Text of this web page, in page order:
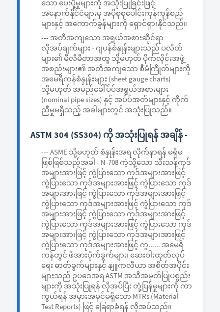
သော ပေးပို့မှုများကို အသုံးပြုခြင်းဖြင့်
အနောက်နိုင်ငံများမှ အပိုစုစုပေါင်းကုန်ကုန်စည်
များနှင့် အကောက်ခွန်များကို ရှောင်ရှားနိုင်သည်။
--- အတိအကျသော အရွယ်အစားဆိုင်ရာ
လိုအပ်ချက်များ - ဂျပန်စံနှုန်းများသည် ပလိတ်
များ၏ မီလီမီတာအထူ သို့မဟုတ် ပိုက်လိုင်းအဖွဲ့
အစည်းများ၏ အတိအကျသော စီမံကြိုတ်များကို
အမေရိကန်စံနှုန်းများ (sheet gauge charts)
သို့မဟုတ် အမည်ခေါ်ပ်ပ်အရွယ်အစားများ
(nominal pipe sizes) နှင့် အပ်ပ်အတ်များနှင့် ကိုက်
ညီမှုမရှိသည့် အခါများတွင် အသုံးပြုသည်။
ASTM 304 (SS304) ကို အသုံးပြုရန် အချိန် -
--- ASME သို့မဟုတ် စံနှုန်းအရ လိုက်နာရန် မရှိမ
ဖြစ်ဖြစ်သည့်အခါ - N-708 ကဲ့သို့သော သီးသန့်ကုဒ်
အများအားဖြင့် ကွဲပြားသော ကုဒ်အများအားဖြင့်
ကွဲပြားသော ကုဒ်အများအားဖြင့် ကွဲပြားသော ကုဒ်
အများအားဖြင့် ကွဲပြားသော ကုဒ်အများအားဖြင့်
ကွဲပြားသော ကုဒ်အများအားဖြင့် ကွဲပြားသော ကုဒ်
အများအားဖြင့် ကွဲပြားသော ကုဒ်အများအားဖြင့်
ကွဲပြားသော ကုဒ်အများအားဖြင့် ကွဲပြားသော ကုဒ်
အများအားဖြင့် ကွဲပြားသော ကုဒ်အများအားဖြင့်
ကွဲပြားသော ကုဒ်အများအားဖြင့် ကွ...... အမေရိ
ကန်တွင် ဖိအားပိုက်ခွက်များ၊ ဆေးဝါးထုတ်လုပ်
ရေး ဓာတ်ခွက်များနှင့် နျူကလီယာ အစိတ်အပိုင်း
များသည် ဥပဒေအရ ASTM အသိအမှတ်ပြုပစ္စည်း
များကို အသုံးပြုရန် လိုအပ်ပြီး တုံ့ပြန်မှုများကို ကာ
ကွယ်ရန် အမှားအမှင်မရှိသော MTRs (Material
Test Reports) ဖြင့် ခြေရာခံရန် လိုအပ်သည်။